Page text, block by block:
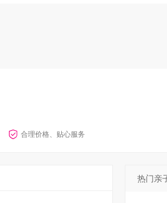
合理价格、贴心服务
热门亲